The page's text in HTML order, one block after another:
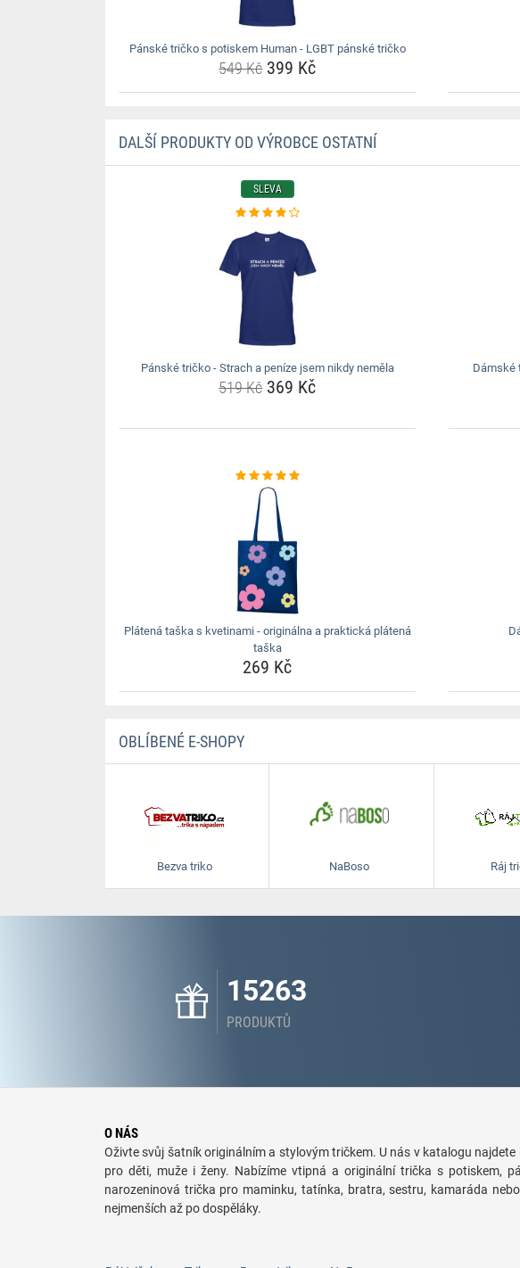
Pánské tričko s potiskem Human - LGBT pánské tričko
549 Kč399 Kč
DALŠÍ PRODUKTY OD VÝROBCE OSTATNÍ
SLEVA
Pánské tričko - Strach a peníze jsem nikdy neměla
519 Kč369 Kč
Dámské
Plátená taška s kvetinami - originálna a praktická plátená
taška
269 Kč
OBLÍBENÉ E-SHOPY
Bezva triko NaBoso Ráj
15263
PRODUKTŮ
O NÁS
Oživte svůj šatník originálním a stylovým tričkem. U nás v katalogu
pro děti, muže i ženy. Nabízíme vtipná a originální trička s potiskem,
narozeninová trička pro maminku, tatínka, bratra, sestru, kamaráda
nejmenších až po dospěláky.